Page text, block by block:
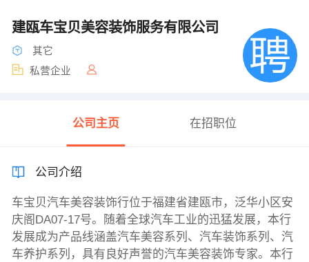
建瓯车宝贝美容装饰服务有限公司
其它
私营企业
公司主页 在招职位
公司介绍
车宝贝汽车美容装饰行位于福建省建瓯市，泛华小区安
庆阁DA07-17号。随着全球汽车工业的迅猛发展，本行
发展成为产品线涵盖汽车美容系列、汽车装饰系列、汽
车养护系列，具有良好声誉的汽车美容装饰专家。本行